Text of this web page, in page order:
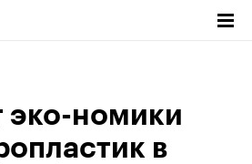
эко-номики
в